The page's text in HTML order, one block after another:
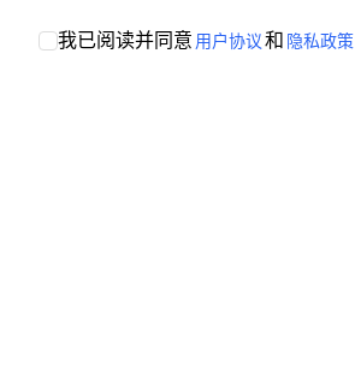
我已阅读并同意 用户协议和 隐私政策